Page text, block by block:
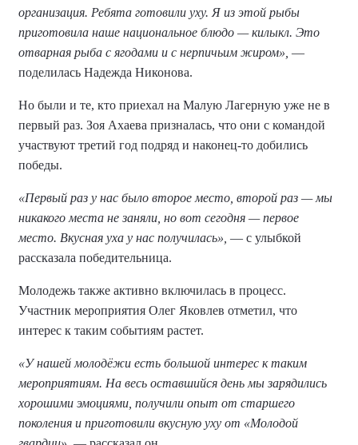
организация. Ребята готовили уху. Я из этой рыбы
приготовила наше национальное блюдо — килыкл. Это
отварная рыба с ягодами и с нерпичьим жиром», —
поделилась Надежда Никонова.
Но были и те, кто приехал на Малую Лагерную уже не в
первый раз. Зоя Ахаева призналась, что они с командой
участвуют третий год подряд и наконец-то добились
победы.
«Первый раз у нас было второе место, второй раз — мы
никакого места не заняли, но вот сегодня — первое
место. Вкусная уха у нас получилась», — с улыбкой
рассказала победительница.
Молодежь также активно включилась в процесс.
Участник мероприятия Олег Яковлев отметил, что
интерес к таким событиям растет.
«У нашей молодёжи есть большой интерес к таким
мероприятиям. На весь оставшийся день мы зарядились
хорошими эмоциями, получили опыт от старшего
поколения и приготовили вкусную уху от «Молодой